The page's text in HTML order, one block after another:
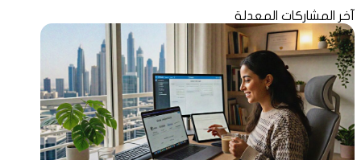
آخر المشاركات المعدلة